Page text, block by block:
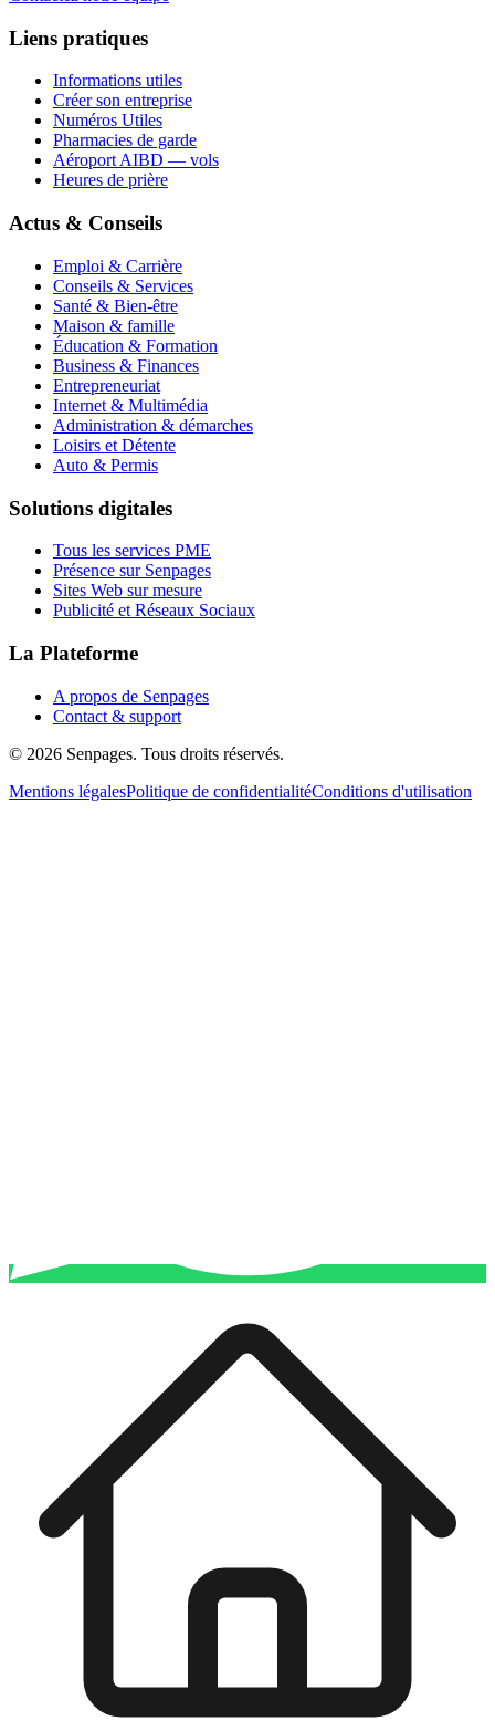
Liens pratiques
Informations utiles
Créer son entreprise
Numéros Utiles
Pharmacies de garde
Aéroport AIBD — vols
Heures de prière
Actus & Conseils
Emploi & Carrière
Conseils & Services
Santé & Bien-être
Maison & famille
Éducation & Formation
Business & Finances
Entrepreneuriat
Internet & Multimédia
Administration & démarches
Loisirs et Détente
Auto & Permis
Solutions digitales
Tous les services PME
Présence sur Senpages
Sites Web sur mesure
Publicité et Réseaux Sociaux
La Plateforme
A propos de Senpages
Contact & support
© 2026 Senpages. Tous droits réservés.
Mentions légalesPolitique de confidentialitéConditions d'utilisation